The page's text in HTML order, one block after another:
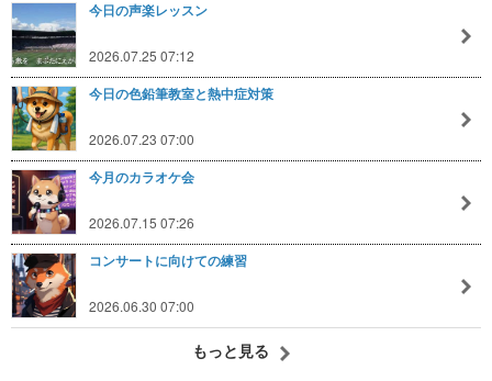
今日の声楽レッスン
2026.07.25 07:12
今日の色鉛筆教室と熱中症対策
2026.07.23 07:00
今月のカラオケ会
2026.07.15 07:26
コンサートに向けての練習
2026.06.30 07:00
もっと見る